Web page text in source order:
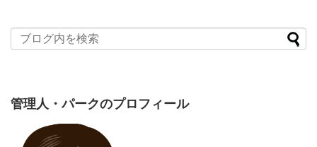
管理人・パークのプロフィール